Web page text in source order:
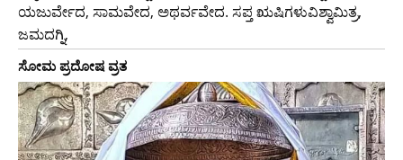
ಯಜುರ್ವೇದ, ಸಾಮವೇದ, ಅಥರ್ವವೇದ. ಸಪ್ತ ಋಷಿಗಳುವಿಶ್ವಾಮಿತ್ರ,
ಜಮದಗ್ನಿ,
ಸೋಮ ಪ್ರದೋಷ ವ್ರತ